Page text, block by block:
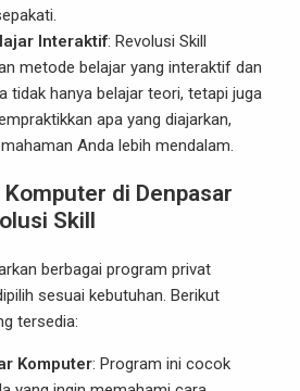
Interaktif: Revolusi Skill
metode belajar yang interaktif dan
tidak hanya belajar teori, tetapi juga
apa yang diajarkan,
Anda lebih mendalam.
di Denpasar
Skill
berbagai program privat
sesuai kebutuhan. Berikut
tersedia:
Komputer: Program ini cocok